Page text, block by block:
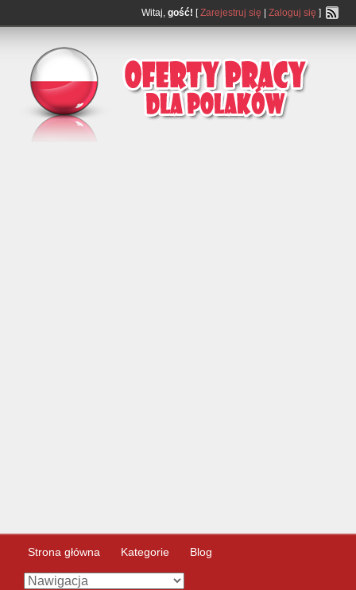
Witaj, gość! [Zarejestruj się Zaloguj się ]
Strona główna Kategorie Blog